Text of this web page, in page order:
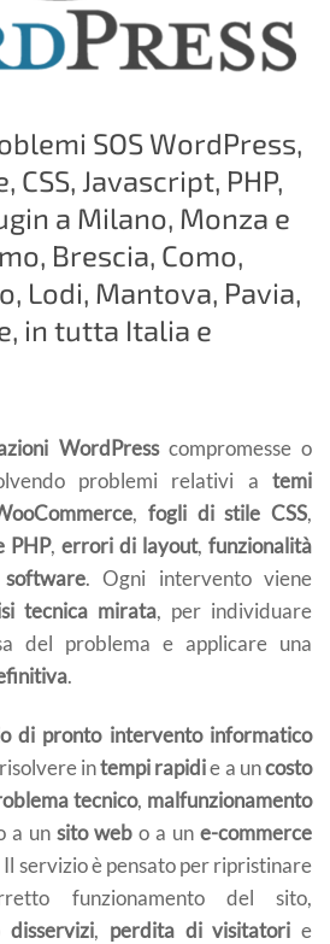
SOS WordPress,
Javascript, PHP,
a Milano, Monza e
Brescia, Como,
Lodi, Mantova, Pavia,
in tutta Italia e
WordPresscompromesse o
problemi relativi a temi
,fogli di stile CSS,
PHP, errori di layout, funzionalità
. Ogni intervento viene
tecnica mirata, per individuare
del problema e applicare una
.
di pronto intervento informatico
intempi rapidie a uncosto
tecnico, malfunzionamento
a un sito web o a un e-commerce
Il servizio è pensato per ripristinare
funzionamento del sito,
disservizi, perdita di visitatori e